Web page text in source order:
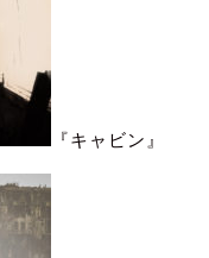
『キャビン』